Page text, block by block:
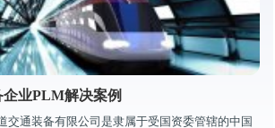
业PLM解决案例
交通装备有限公司是隶属于受国资委管辖的中国